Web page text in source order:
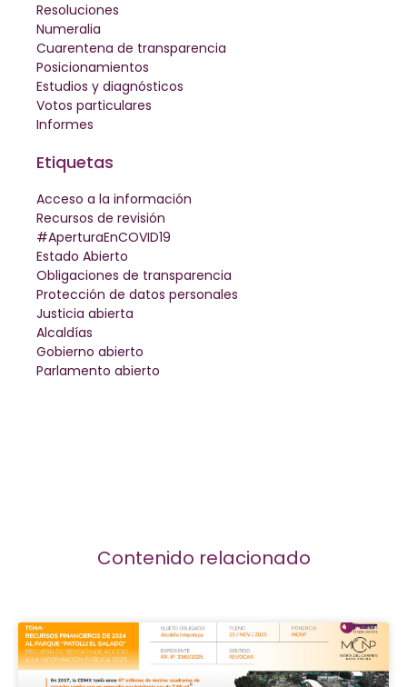
Resoluciones
Numeralia
Cuarentena de transparencia
Posicionamientos
Estudios y diagnósticos
Votos particulares
Informes
Etiquetas
Acceso a la información
Recursos de revisión
#AperturaEnCOVID19
Estado Abierto
Obligaciones de transparencia
Protección de datos personales
Justicia abierta
Alcaldías
Gobierno abierto
Parlamento abierto
Contenido relacionado